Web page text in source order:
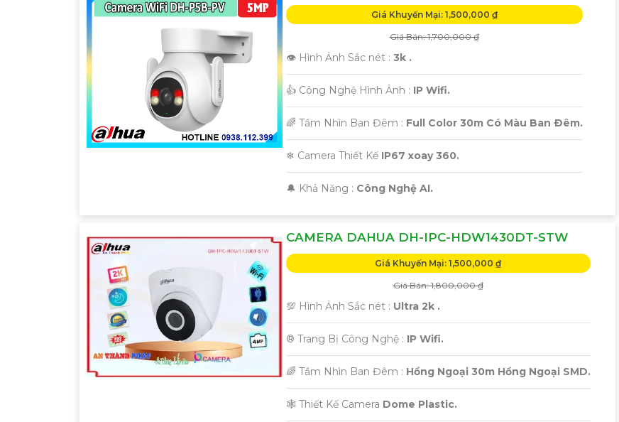
Giá Khuyến Mại: 1,500,000 ₫
Giá Bán: 1,700,000 ₫
👁 Hình Ảnh Sắc nét : 3k .
👍 Công Nghệ Hình Ảnh : IP Wifi.
🌈 Tầm Nhìn Ban Đêm : Full Color 30m Có Màu Ban Ðêm.
❄ Camera Thiết Kế IP67 xoay 360.
️🔔 Khả Năng : Công Nghệ AI.
CAMERA DAHUA DH-IPC-HDW1430DT-STW
Giá Khuyến Mại: 1,500,000 ₫
Giá Bán: 1,800,000 ₫
💯 Hình Ảnh Sắc nét : Ultra 2k .
®️ Trang Bị Công Nghệ : IP Wifi.
🌈 Tầm Nhìn Ban Đêm : Hồng Ngoại 30m Hồng Ngoại SMD.
🕸️ Thiết Kế Camera Dome Plastic.